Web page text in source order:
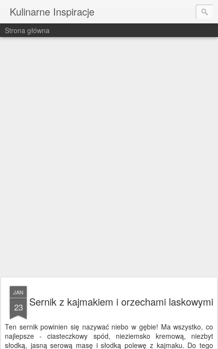
Kulinarne Inspiracje
Strona główna
JAN
23 Sernik z kajmakiem i orzechami laskowymi
Ten sernik powinien się nazywać niebo w gębie! Ma wszystko, co
najlepsze - ciasteczkowy spód, nieziemsko kremową, niezbyt
słodką, jasną serową masę i słodką polewę z kajmaku. Do tego